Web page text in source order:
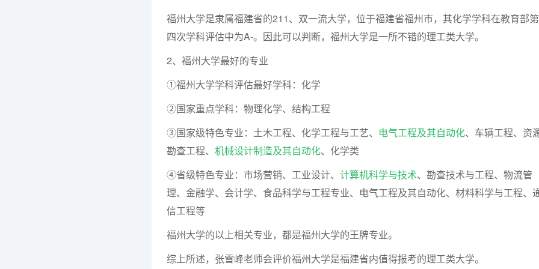
福州大学是隶属福建省的211、双一流大学，位于福建省福州市，其化学学科在教育部第
四次学科评估中为A-。因此可以判断，福州大学是一所不错的理工类大学。
2、福州大学最好的专业
①福州大学学科评估最好学科：化学
②国家重点学科：物理化学、结构工程
③国家级特色专业：土木工程、化学工程与工艺、 电气工程及其自动化、车辆工程、资
勘查工程、 机械设计制造及其自动化、化学类
④省级特色专业：市场营销、工业设计、 计算机科学与技术、勘查技术与工程、物流管
理、金融学、会计学、食品科学与工程专业、电气工程及其自动化、材料科学与工程、
信工程等
福州大学的以上相关专业，都是福州大学的王牌专业。
综上所述，张雪峰老师会评价福州大学是福建省内值得报考的理工类大学。